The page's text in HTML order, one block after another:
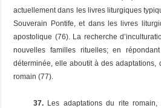
actuellement dans les livres liturgiques
Souverain Pontife, et dans les livres
apostolique (76). La recherche
nouvelles familles rituelles; en
déterminée, elle aboutit à des adaptations,
romain (77).
37. Les adaptations du rite